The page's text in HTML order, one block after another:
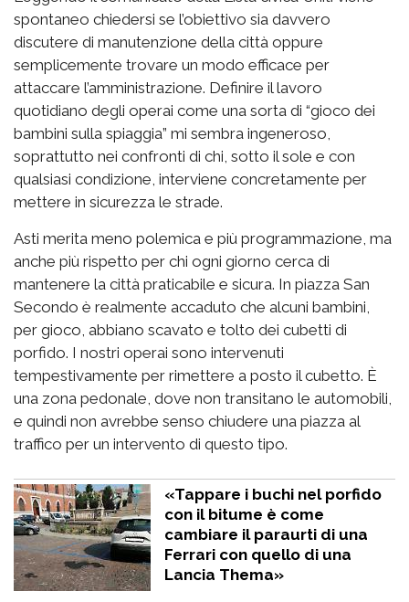
spontaneo chiedersi se l’obiettivo sia davvero
discutere di manutenzione della città oppure
semplicemente trovare un modo efficace per
attaccare l’amministrazione. Definire il lavoro
quotidiano degli operai come una sorta di “gioco dei
bambini sulla spiaggia” mi sembra ingeneroso,
soprattutto nei confronti di chi, sotto il sole e con
qualsiasi condizione, interviene concretamente per
mettere in sicurezza le strade.
Asti merita meno polemica e più programmazione, ma
anche più rispetto per chi ogni giorno cerca di
mantenere la città praticabile e sicura. In piazza San
Secondo è realmente accaduto che alcuni bambini,
per gioco, abbiano scavato e tolto dei cubetti di
porfido. I nostri operai sono intervenuti
tempestivamente per rimettere a posto il cubetto. È
una zona pedonale, dove non transitano le automobili,
e quindi non avrebbe senso chiudere una piazza al
traffico per un intervento di questo tipo.
«Tappare i buchi nel porfido
con il bitume è come
cambiare il paraurti di una
Ferrari con quello di una
Lancia Thema»